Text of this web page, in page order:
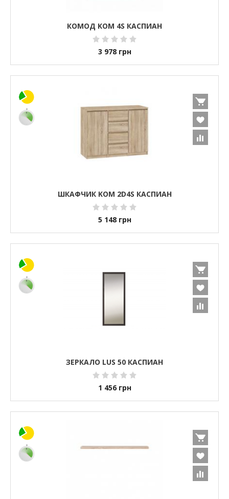
КОМОД KOM 4S КАСПИАН
3 978 грн
ШКАФЧИК KOM 2D4S КАСПИАН
5 148 грн
ЗЕРКАЛО LUS 50 КАСПИАН
1 456 грн